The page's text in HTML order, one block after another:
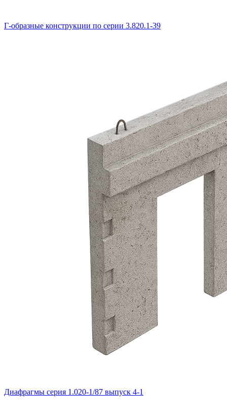
Г-образные конструкции по серии 3.820.1-39
Диафрагмы серия 1.020-1/87 выпуск 4-1